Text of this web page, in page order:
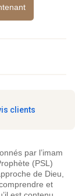
clients
par l’imam
(PSL)
de Dieu,
et